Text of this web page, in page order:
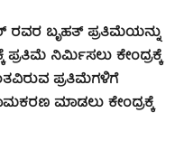
ರವರ ಬೃಹತ್ ಪ್ರತಿಮೆಯನ್ನು
ಪ್ರತಿಮೆ ನಿರ್ಮಿಸಲು ಕೇಂದ್ರಕ್ಕೆ
ಪ್ರತಿಮೆಗಳಿಗೆ
ಮಾಡಲು ಕೇಂದ್ರಕ್ಕೆ